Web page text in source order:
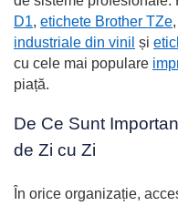
D1, etichete Brother TZe,
industriale din vinil și
cu cele mai populare
piață.
De Ce Sunt
de Zi cu Zi
În orice organizație,